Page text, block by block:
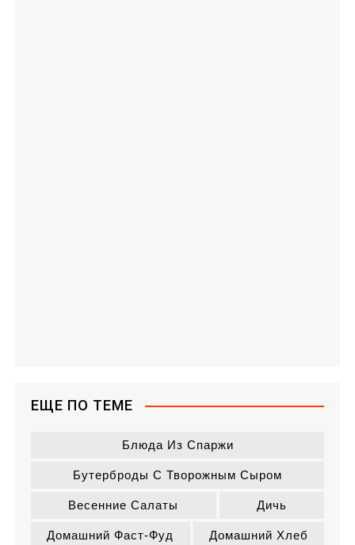
ЕЩЕ ПО ТЕМЕ
Блюда Из Спаржи
Бутерброды С Творожным Сыром
Весенние Салаты Дичь
Домашний Фаст-Фуд Домашний Хлеб